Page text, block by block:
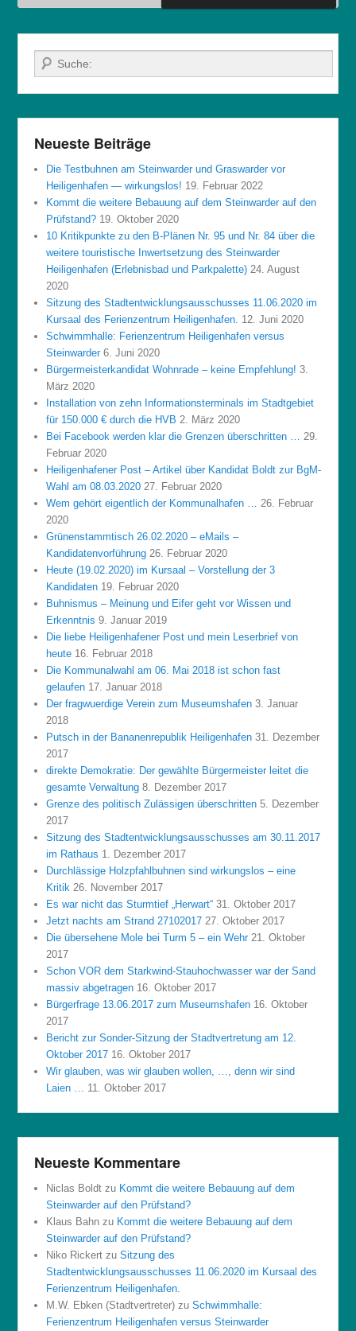
Suche
Neueste Beiträge
Die Testbuhnen am Steinwarder und Graswarder vor
Heiligenhafen — wirkungslos! 19. Februar 2022
Kommt die weitere Bebauung auf dem Steinwarder auf den
Prüfstand? 19. Oktober 2020
10 Kritikpunkte zu den B-Plänen Nr. 95 und Nr. 84 über die
weitere touristische Inwertsetzung des Steinwarder
Heiligenhafen (Erlebnisbad und Parkpalette) 24. August
2020
Sitzung des Stadtentwicklungsausschusses 11.06.2020 im
Kursaal des Ferienzentrum Heiligenhafen. 12. Juni 2020
Schwimmhalle: Ferienzentrum Heiligenhafen versus
Steinwarder 6. Juni 2020
Bürgermeisterkandidat Wohnrade – keine Empfehlung! 3.
März 2020
Installation von zehn Informationsterminals im Stadtgebiet
für 150.000 € durch die HVB 2. März 2020
Bei Facebook werden klar die Grenzen überschritten …
29.
Februar 2020
Heiligenhafener Post – Artikel über Kandidat Boldt zur BgM-
Wahl am 08.03.2020 27. Februar 2020
Wem gehört eigentlich der Kommunalhafen …
26. Februar
2020
Grünenstammtisch 26.02.2020 – eMails –
Kandidatenvorführung 26. Februar 2020
Heute (19.02.2020) im Kursaal – Vorstellung der 3
Kandidaten 19. Februar 2020
Buhnismus – Meinung und Eifer geht vor Wissen und
Erkenntnis 9. Januar 2019
Die liebe Heiligenhafener Post und mein Leserbrief von
heute 16. Februar 2018
Die Kommunalwahl am 06. Mai 2018 ist schon fast
gelaufen 17. Januar 2018
Der fragwuerdige Verein zum Museumshafen 3. Januar
2018
Putsch in der Bananenrepublik Heiligenhafen 31. Dezember
2017
direkte Demokratie: Der gewählte Bürgermeister leitet die
gesamte Verwaltung 8. Dezember 2017
Grenze des politisch Zulässigen überschritten 5. Dezember
2017
Sitzung des Stadtentwicklungsausschusses am 30.11.2017
im Rathaus 1. Dezember 2017
Durchlässige Holzpfahlbuhnen sind wirkungslos – eine
Kritik 26. November 2017
Es war nicht das Sturmtief „Herwart“ 31. Oktober 2017
Jetzt nachts am Strand 27102017 27. Oktober 2017
Die übersehene Mole bei Turm 5 – ein Wehr 21. Oktober
2017
Schon VOR dem Starkwind-Stauhochwasser war der Sand
massiv abgetragen 16. Oktober 2017
Bürgerfrage 13.06.2017 zum Museumshafen 16. Oktober
2017
Bericht zur Sonder-Sitzung der Stadtvertretung am 12.
Oktober 2017 16. Oktober 2017
Wir glauben, was wir glauben wollen, …, denn wir sind
Laien …
11. Oktober 2017
Neueste Kommentare
Niclas Boldt zu Kommt die weitere Bebauung auf dem
Steinwarder auf den Prüfstand?
Klaus Bahn zu Kommt die weitere Bebauung auf dem
Steinwarder auf den Prüfstand?
Niko Rickert zuSitzung des
Stadtentwicklungsausschusses 11.06.2020 im Kursaal des
Ferienzentrum Heiligenhafen.
M.W. Ebken (Stadtvertreter) zuSchwimmhalle:
Ferienzentrum Heiligenhafen versus Steinwarder